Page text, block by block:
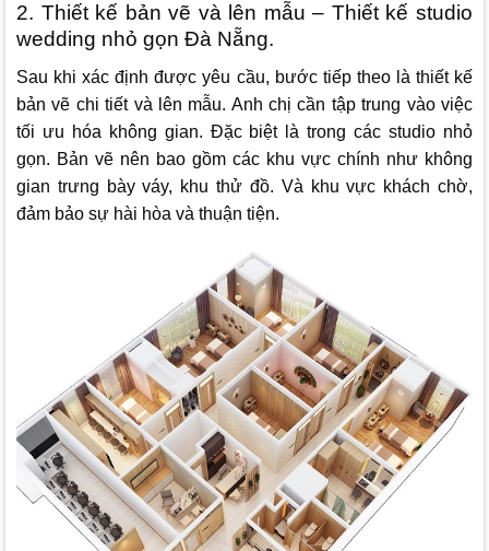
2. Thiết kế bản vẽ và lên mẫu – Thiết kế studio
wedding nhỏ gọn Đà Nẵng.
Sau khi xác định được yêu cầu, bước tiếp theo là thiết kế
bản vẽ chi tiết và lên mẫu. Anh chị cần tập trung vào việc
tối ưu hóa không gian. Đặc biệt là trong các studio nhỏ
gọn. Bản vẽ nên bao gồm các khu vực chính như không
gian trưng bày váy, khu thử đồ. Và khu vực khách chờ,
đảm bảo sự hài hòa và thuận tiện.